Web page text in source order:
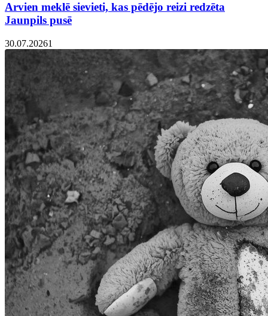
Arvien meklē sievieti, kas pēdējo reizi redzēta
Jaunpils pusē
30.07.20261